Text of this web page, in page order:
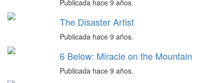
Publicada hace 9 años.
The Disaster Artist
Publicada hace 9 años.
6 Below: Miracle on the Mountain
Publicada hace 9 años.